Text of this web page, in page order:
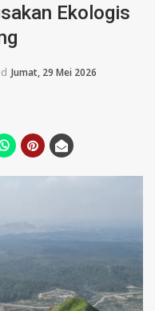
Ekologis
Jumat, 29 Mei 2026